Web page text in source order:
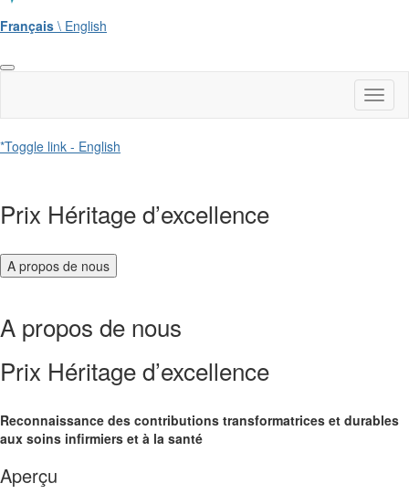
Français \ English
*Toggle link - English
Prix Héritage d’excellence
A propos de nous
A propos de nous
Prix Héritage d’excellence
Reconnaissance des contributions transformatrices et durables
aux soins infirmiers et à la santé
Aperçu